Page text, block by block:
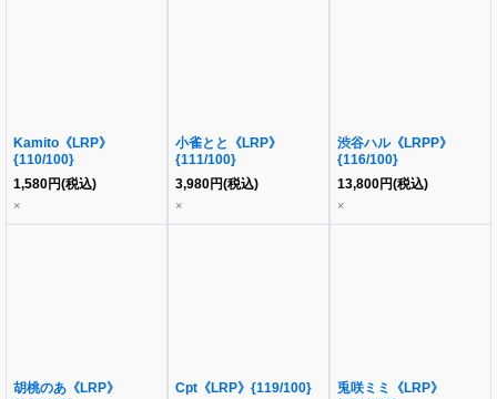
Kamito《LRP》
{110/100}
1,580円(税込)
×
小雀とと《LRP》
{111/100}
3,980円(税込)
×
渋谷ハル《LRPP》
{116/100}
13,800円(税込)
×
胡桃のあ《LRP》
Cpt《LRP》{119/100}
兎咲ミミ《LRP》